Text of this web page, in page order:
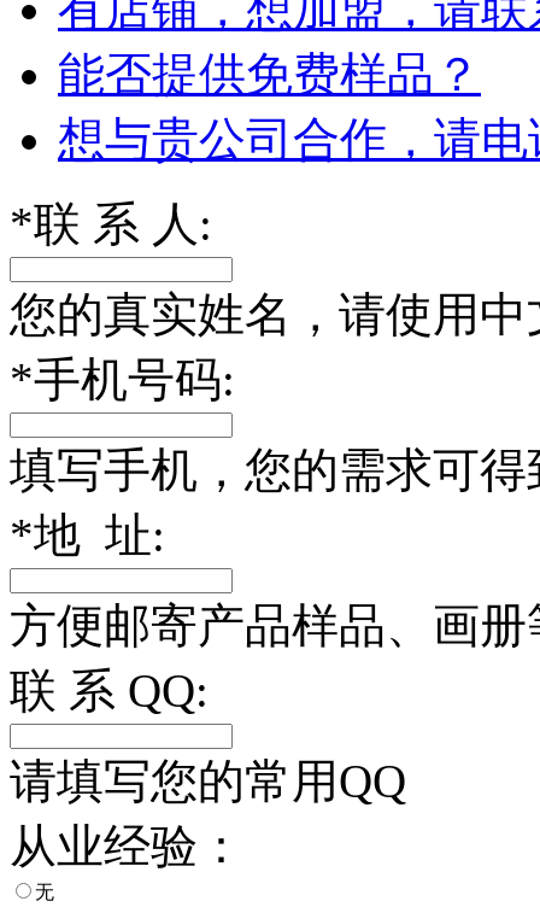
能否提供免费样品？
想与贵公司合作，请
*联 系 人:
您的真实姓名，请使用中
*手机号码:
填写手机，您的需求可
*地 址:
方便邮寄产品样品、画
联 系 QQ:
请填写您的常用QQ
从业经验：
无